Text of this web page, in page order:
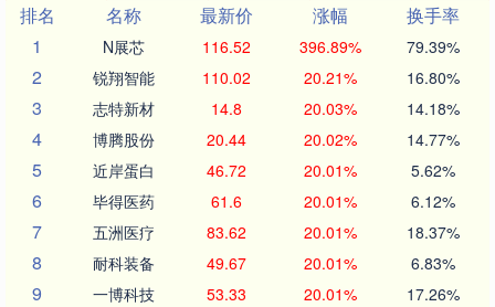
排名
名称 最新价 涨幅
换手率
1
N展芯 116.52 396.89% 79.39%
2 锐翔智能 110.02 20.21% 16.80%
3 志特新材 14.8 20.03% 14.18%
4 博腾股份 20.44 20.02% 14.77%
5 近岸蛋白 46.72 20.01% 5.62%
6 毕得医药 61.6 20.01% 6.12%
7 五洲医疗 83.62 20.01% 18.37%
8 耐科装备 49.67 20.01% 6.83%
9 一博科技 53.33 20.01% 17.26%